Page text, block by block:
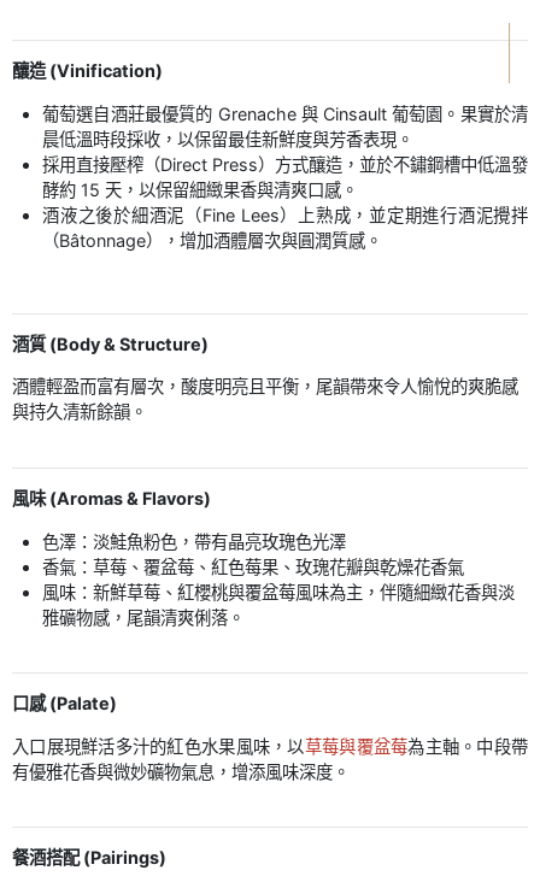
釀造 (Vinification)
葡萄選自酒莊最優質的 Grenache 與 Cinsault 葡萄園。果實於清
晨低溫時段採收，以保留最佳新鮮度與芳香表現。
採用直接壓榨（Direct Press）方式釀造，並於不鏽鋼槽中低溫發
酵約 15 天，以保留細緻果香與清爽口感。
酒液之後於細酒泥（Fine Lees）上熟成，並定期進行酒泥攪拌
（Bâtonnage），增加酒體層次與圓潤質感。
酒質 (Body & Structure)
酒體輕盈而富有層次，酸度明亮且平衡，尾韻帶來令人愉悅的爽脆感
與持久清新餘韻。
風味 (Aromas & Flavors)
色澤：淡鮭魚粉色，帶有晶亮玫瑰色光澤
香氣：草莓、覆盆莓、紅色莓果、玫瑰花瓣與乾燥花香氣
風味：新鮮草莓、紅櫻桃與覆盆莓風味為主，伴隨細緻花香與淡
雅礦物感，尾韻清爽俐落。
口感 (Palate)
入口展現鮮活多汁的紅色水果風味，以草莓與覆盆莓為主軸。中段帶
有優雅花香與微妙礦物氣息，增添風味深度。
餐酒搭配 (Pairings)